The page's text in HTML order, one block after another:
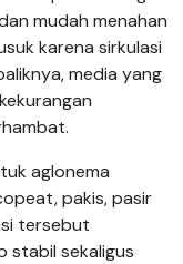
mudah menahan
karena sirkulasi
media yang
aglonema
pakis, pasir
tersebut
stabil sekaligus